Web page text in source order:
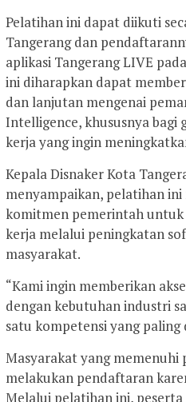
Pelatihan ini dapat diikuti
Tangerang dan
aplikasi Tangerang LIVE
ini diharapkan dapat
dan lanjutan mengenai
Intelligence, khususnya bagi
kerja yang ingin
Kepala Disnaker Kota
menyampaikan, pelatihan
komitmen pemerintah
kerja melalui peningkatan
masyarakat.
“Kami ingin memberikan
dengan kebutuhan industri
satu kompetensi yang paling
Masyarakat yang memenuhi
melakukan pendaftaran
Melalui pelatihan ini,